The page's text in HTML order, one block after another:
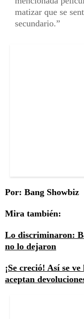
matizar que se
secundario.
Por: Bang Showbiz
Mira también:
Lo discriminaron:
no lo dejaron
¡Se creció! Así se
aceptan